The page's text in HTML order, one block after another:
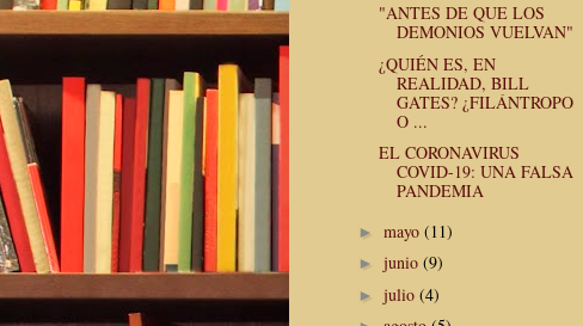
"ANTES DE QUE LOS
DEMONIOS VUELVAN"
¿QUIÉN ES, EN
REALIDAD, BILL
GATES? ¿FILÁNTROPO
O ...
EL CORONAVIRUS
COVID-19: UNA FALSA
PANDEMIA
► mayo (11)
► junio (9)
► julio (4)